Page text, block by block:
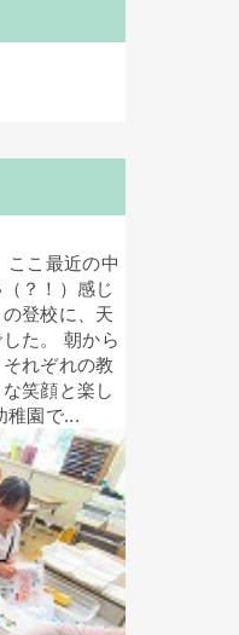
ここ最近の中
？！）感じ
登校に、天
た。 朝から
れぞれの教
笑顔と楽し
稚園で...